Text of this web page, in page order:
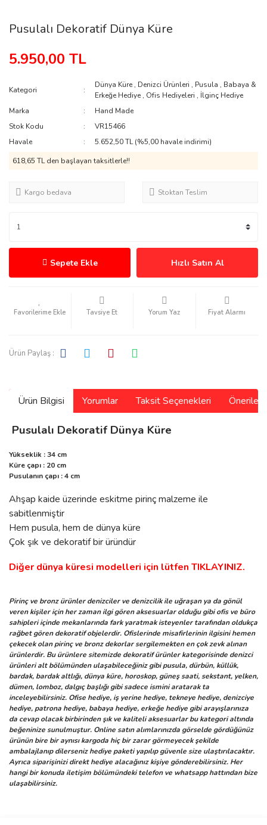
Pusulalı Dekoratif Dünya Küre
5.950,00 TL
Kategori
Dünya Küre , Denizci Ürünleri , Pusula , Babaya &
Erkeğe Hediye , Ofis Hediyeleri , İlginç Hediye
Marka
Hand Made
Stok Kodu
VR15466
Havale
5.652,50 TL (%5,00 havale indirimi)
618,65 TL den başlayan taksitlerle!!
Kargo bedava Stoktan Teslim
Sepete Ekle Hızlı Satın Al
Tavsiye Et Yorum Yaz Fiyat Alarmı
Ürün Paylaş :
Ürün Bilgisi Yorumlar Taksit Seçenekleri
Pusulalı Dekoratif Dünya Küre
Yükseklik : 34 cm
Küre çapı : 20 cm
Pusulanın çapı : 4 cm
Ahşap kaide üzerinde eskitme pirinç malzeme ile
sabitlenmiştir
Hem pusula, hem de dünya küre
Çok şık ve dekoratif bir üründür
Diğer dünya küresi modelleri için lütfen TIKLAYINIZ.
Pirinç ve bronz ürünler denizciler ve denizcilik ile uğraşan ya da gönül
veren kişiler için her zaman ilgi gören aksesuarlar olduğu gibi ofis ve büro
sahipleri içinde mekanlarında fark yaratmak isteyenler tarafından oldukça
rağbet gören dekoratif objelerdir. Ofislerinde misafirlerinin ilgisini hemen
çekecek olan pirinç ve bronz dekorlar sergilemekten en çok zevk alınan
ürünlerdir. Bu ürünlere sitemizde dekoratif ürünler kategorisinde denizci
ürünleri alt bölümünden ulaşabileceğiniz gibi pusula, dürbün, küllük,
bardak, bardak altlığı, dünya küre, horoskop, güneş saati, sekstant, yelken,
dümen, lomboz, dalgıç başlığı gibi sadece ismini aratarak ta
inceleyebilirsiniz. Ofise hediye, iş yerine hediye, tekneye hediye, denizciye
hediye, patrona hediye, babaya hediye, erkeğe hediye gibi arayışlarınıza
da cevap olacak birbirinden şık ve kaliteli aksesuarlar bu kategori altında
beğeninize sunulmuştur. Online satın alımlarınızda görselde gördüğünüz
ürünün bire bir aynısı kargoda hiç bir zarar görmeyecek şekilde
ambalajlanıp dilerseniz hediye paketi yapılıp güvenle size ulaştırılacaktır.
Ayrıca siparişinizi direkt hediye alacağınız kişiye gönderebilirsiniz. Her
hangi bir konuda iletişim bölümündeki telefon ve whatsapp hattından bize
ulaşabilirsiniz.